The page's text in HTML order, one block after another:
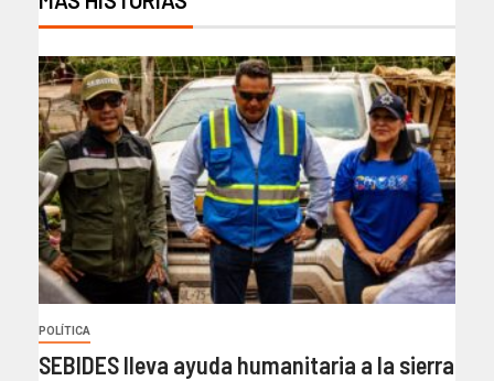
POLÍTICA
SEBIDES lleva ayuda humanitaria a la sierra